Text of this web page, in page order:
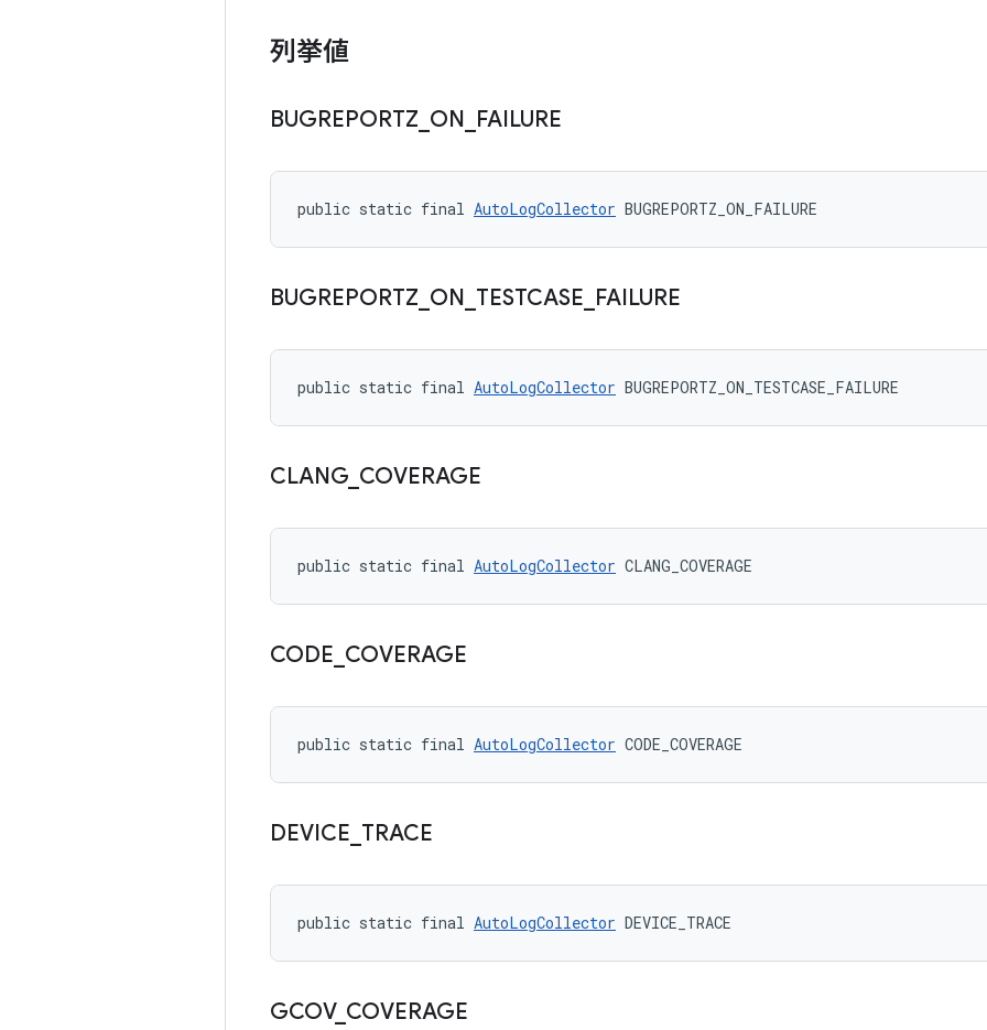
列挙値
BUGREPORTZ ON FAILURE
public static final AutoLogCollector BUGREPORTZ_ON_FAILURE
BUGREPORTZ ON TESTCASE FAILURE
public static final AutoLogCollector BUGREPORTZ_ON_TESTCASE_FAILURE
CLANG COVERAGE
public static final AutoLogCollector CLANG_COVERAGE
CODE COVERAGE
public static final AutoLogCollector CODE_COVERAGE
DEVICE TRACE
public static final AutoLogCollector DEVICE_TRACE
GCOV_ COVERAGE